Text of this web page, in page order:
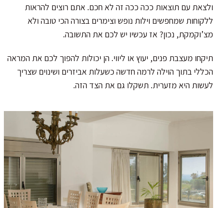
ולצאת עם תוצאות ככה ככה זה לא חכם. אתם רוצים להראות
ללקוחות שמחפשים וילות נופש וצימרים בצורה הכי טובה ולא
מצ’וקמקת, נכון? אז עכשיו יש לכם את התשובה.
תיקחו מעצבת פנים, יעוץ או ליווי. הן יכולות להפוך לכם את המראה
הכללי בתוך הוילה לרמה חדשה כשעלות אביזרים ושינוים שצריך
לעשות היא מזערית. תשקלו גם את הצד הזה.